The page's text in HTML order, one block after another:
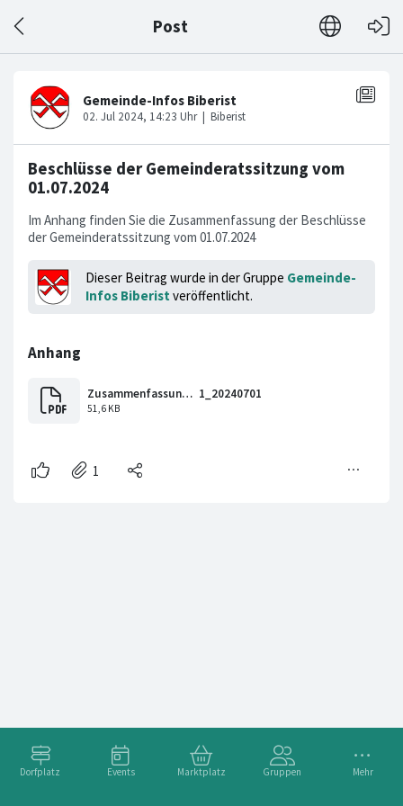
Post
Dorfplatz Events Marktplatz Gruppen Mehr
Beschlüsse der Gemeinderatssitzung vom
01.07.2024
Im Anhang finden Sie die Zusammenfassung der Beschlüsse
der Gemeinderatssitzung vom 01.07.2024
Dieser Beitrag wurde in der Gruppe Gemeinde-
Infos Biberist veröffentlicht.